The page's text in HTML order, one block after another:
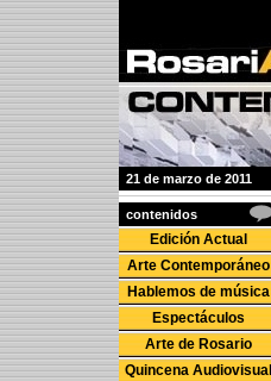
21 de marzo de 2011
contenidos
Edición Actual
Arte Contemporáneo
Hablemos de música
Espectáculos
Arte de Rosario
Quincena Audiovisual